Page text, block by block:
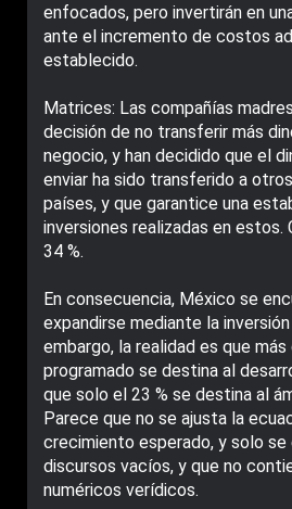
enfocados, pero invertirán en
ante el incremento de costos
establecido.
Matrices: Las compañías
decisión de no transferir más
negocio, y han decidido que el
enviar ha sido transferido a
países, y que garantice una
inversiones realizadas en estos.
34 %.
En consecuencia, México se
expandirse mediante la
embargo, la realidad es que
programado se destina al
que solo el 23 % se destina al
Parece que no se ajusta la
crecimiento esperado, y solo se
discursos vacíos, y que no
numéricos verídicos.